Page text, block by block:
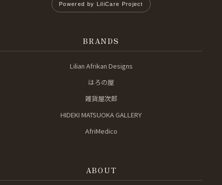
Powered by LiliCare Project
BRANDS
Lilian Afrikan Designs
はろの屋
雑貨屋次郎
HIDEKI MATSUOKA GALLERY
AfriMedico
ABOUT